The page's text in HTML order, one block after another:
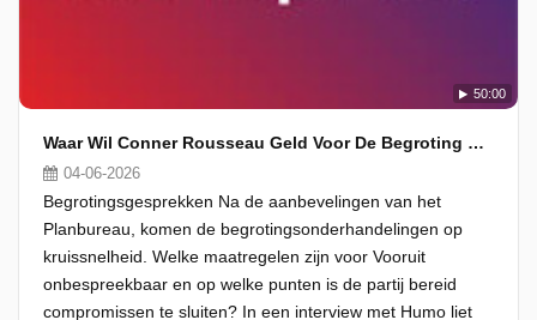
50:00
Waar Wil Conner Rousseau Geld Voor De Begroting Halen?
04-06-2026
Begrotingsgesprekken Na de aanbevelingen van het
Planbureau, komen de begrotingsonderhandelingen op
kruissnelheid. Welke maatregelen zijn voor Vooruit
onbespreekbaar en op welke punten is de partij bereid
compromissen te sluiten? In een interview met Humo liet